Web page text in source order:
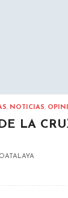
, NOTICIAS,
LA